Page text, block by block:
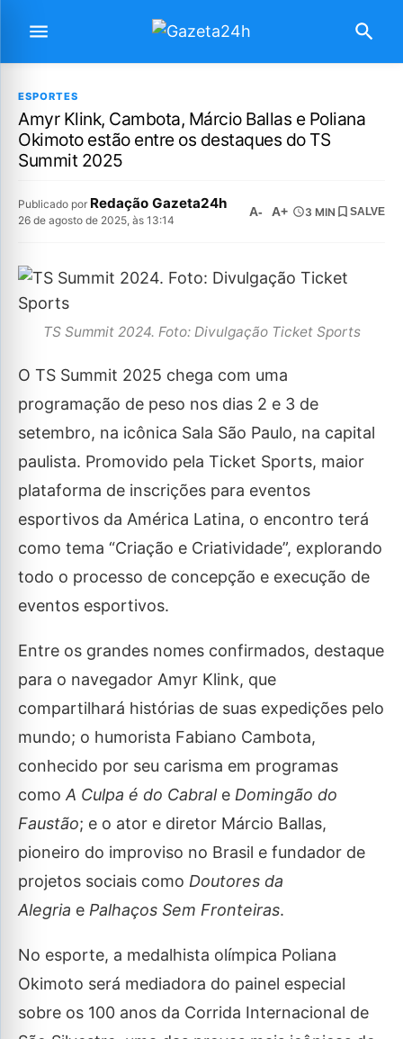
ESPORTES
Amyr Klink, Cambota, Márcio Ballas e Poliana
Okimoto estão entre os destaques do TS
Summit 2025
Publicado por Redação Gazeta24h
26 de agosto de 2025, às 13:14
A- A+ 3 MIN SALVE
TS Summit 2024. Foto: Divulgação Ticket Sports
O TS Summit 2025 chega com uma
programação de peso nos dias 2 e 3 de
setembro, na icônica Sala São Paulo, na capital
paulista. Promovido pela Ticket Sports, maior
plataforma de inscrições para eventos
esportivos da América Latina, o encontro terá
como tema “Criação e Criatividade”, explorando
todo o processo de concepção e execução de
eventos esportivos.
Entre os grandes nomes confirmados, destaque
para o navegador Amyr Klink, que
compartilhará histórias de suas expedições pelo
mundo; o humorista Fabiano Cambota,
conhecido por seu carisma em programas
comoA Culpa é do Cabrale Domingão do
Faustão; e o ator e diretor Márcio Ballas,
pioneiro do improviso no Brasil e fundador de
projetos sociais como Doutores da
Alegria e Palhaços Sem Fronteiras.
No esporte, a medalhista olímpica Poliana
Okimoto será mediadora do painel especial
sobre os 100 anos da Corrida Internacional de